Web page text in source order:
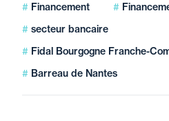
Financement
secteur bancaire
Fidal Bourgogne Franche-
Barreau de Nantes